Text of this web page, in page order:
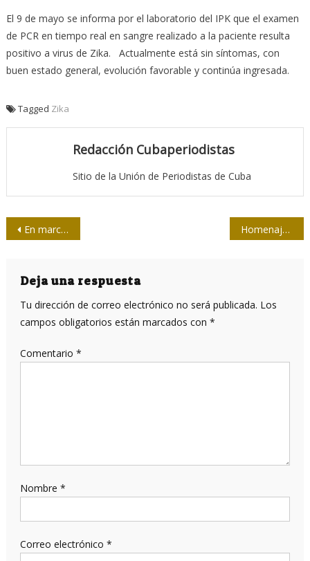
El 9 de mayo se informa por el laboratorio del IPK que el examen
de PCR en tiempo real en sangre realizado a la paciente resulta
positivo a virus de Zika. Actualmente está sin síntomas, con
buen estado general, evolución favorable y continúa ingresada.
Tagged Zika
Redacción Cubaperiodistas
Sitio de la Unión de Periodistas de Cuba
Navegación
entradas
En marcha el XII Encuentro Iberoamericano de Género y Comunicación Homenaje a periodista ecuatoriano Carlos Bastidas
Deja una respuesta
Tu dirección de correo electrónico no será publicada. Los
campos obligatorios están marcados con *
Comentario *
Nombre *
Correo electrónico *